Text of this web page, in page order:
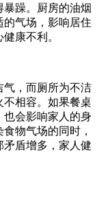
躁。厨房的油烟
气场，影响居住
康不利。
气，而厕所为不洁
不相容。如果餐桌
也会影响家人的身
物气场的同时，
盾增多，家人健